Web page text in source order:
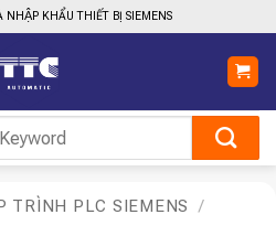
KHẨU THIẾT BỊ SIEMENS
TRÌNH PLC SIEMENS
/